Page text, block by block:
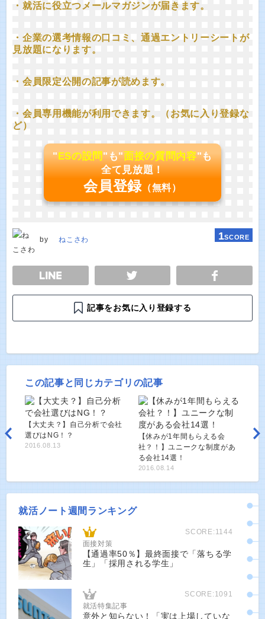
・就活に役立つメールマガジンが届きます。
・企業の選考情報の口コミ、通過エントリーシートが
見放題になります。
・会員限定公開の記事が読めます。
・会員専用機能が利用できます。（お気に入り登録な
ど）
"ESの設問"も"面接の質問内容"も
全て見放題！
会員登録 （無料）
by ねこさわ 1SCORE
TWEET
記事をお気に入り登録する
この記事と同じカテゴリの記事
【大丈夫？】自己分析で会社
選びはNG！？
2016.08.13
【休みが1年間もらえる会
社？！】ユニークな制度があ
る会社14選！
2016.08.14
就活ノート週間ランキング
SCORE:1144
面接対策
【通過率50％】最終面接で「落ちる学
生」「採用される学生」
SCORE:1091
就活特集記事
意外と知らない！「実は上場していな